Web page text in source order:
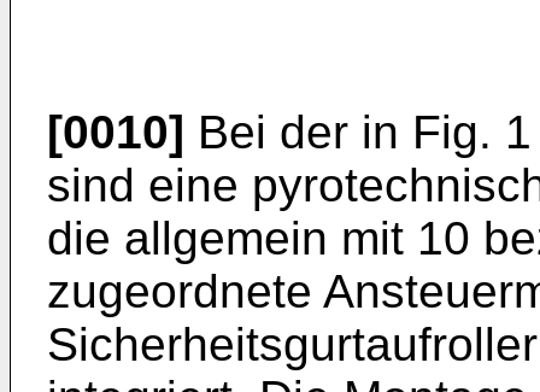
[0010] Bei der in Fig.
sind eine
die allgemein mit 10
zugeordnete